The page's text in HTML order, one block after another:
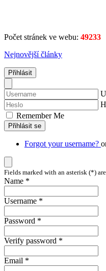
Počet stránek ve webu: 49233
Nejnovější články
Přihlásit
Remember Me
Přihlásit se
Forgot your username?
Fields marked with an asterisk (*)
Name *
Username *
Password *
Verify password *
Email *